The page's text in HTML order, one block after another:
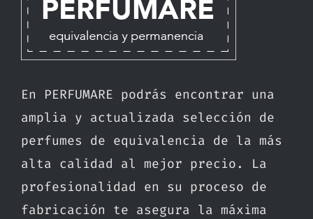
En PERFUMARE podrás encontrar una
amplia y actualizada selección de
perfumes de equivalencia de la más
alta calidad al mejor precio. La
profesionalidad en su proceso de
fabricación te asegura la máxima